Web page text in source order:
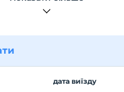
makinesi
дата виїзду